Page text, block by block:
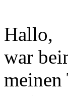
Hallo,
war
meinen